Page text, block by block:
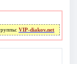
VIP-diakov.net